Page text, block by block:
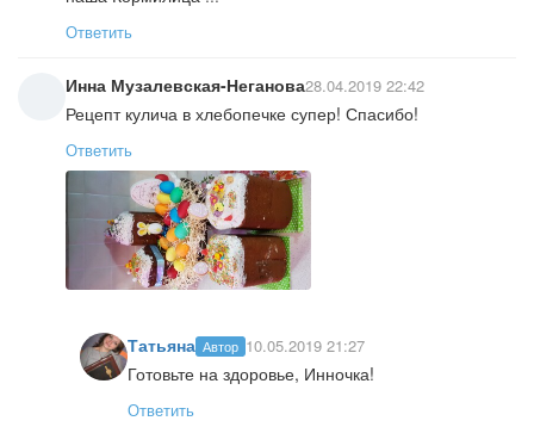
Ответить
Инна Музалевская-Неганова28.04.2019 22:42
Рецепт кулича в хлебопечке супер! Спасибо!
Ответить
Татьяна Автор 10.05.2019 21:27
Готовьте на здоровье, Инночка!
Ответить